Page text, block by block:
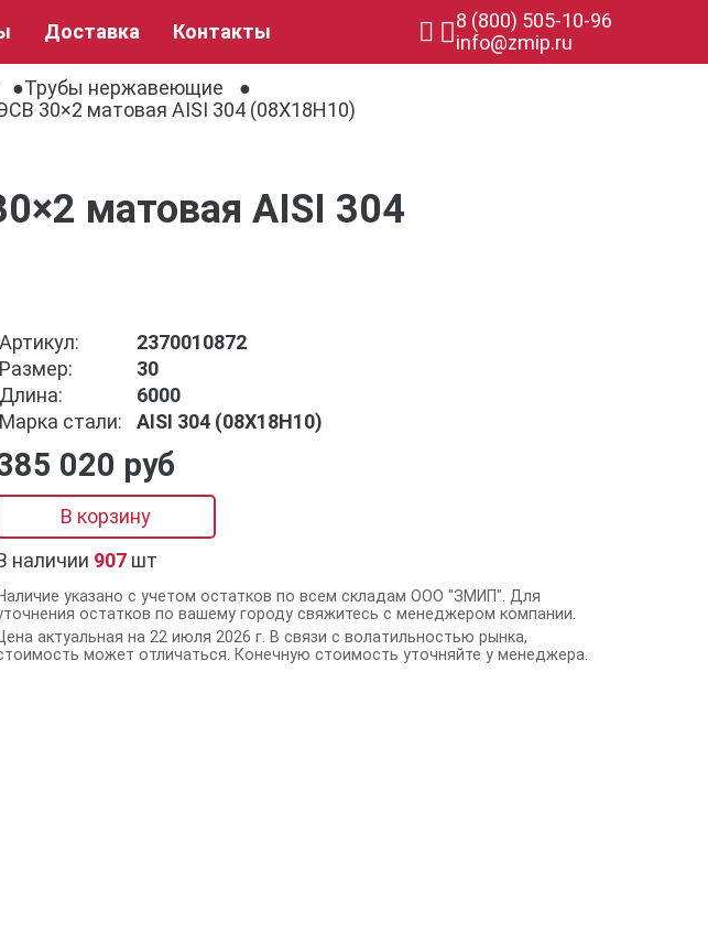
Доставка Контакты
8 (800) 505-10-96
info@zmip.ru
Трубы нержавеющие
30×2 матовая AISI 304 (08Х18Н10)
матовая AISI 304
Артикул:
2370010872
Размер:
30
Длина:
6000
Марка стали:
AISI 304 (08Х18Н10)
020 руб
В корзину
наличии 907 шт
указано с учетом остатков по всем складам ООО "ЗМИП". Для
остатков по вашему городу свяжитесь с менеджером компании.
актуальная на 22 июля 2026 г. В связи с волатильностью рынка,
может отличаться. Конечную стоимость уточняйте у менеджера.